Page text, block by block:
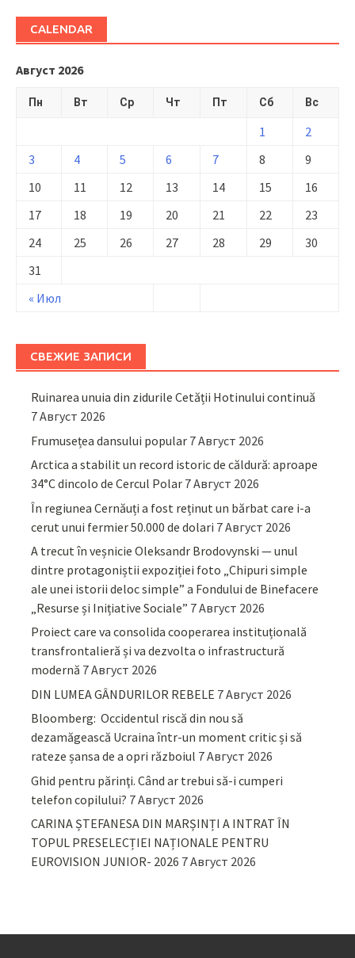
CALENDAR
Август 2026
Пн Вт Ср Чт Пт Сб Вс
« Июл
1
2
3
4 5 6 7 8
9
10
11 12 13 14 15
16
17
18 19 20 21 22
23
24
25 26 27 28 29
30
31
СВЕЖИЕ ЗАПИСИ
Ruinarea unuia din zidurile Cetății Hotinului continuă
7 Август 2026
Frumusețea dansului popular 7 Август 2026
Arctica a stabilit un record istoric de căldură: aproape
34°C dincolo de Cercul Polar 7 Август 2026
În regiunea Cernăuți a fost reținut un bărbat care i-a
cerut unui fermier 50.000 de dolari 7 Август 2026
A trecut în veșnicie Oleksandr Brodovynski — unul
dintre protagoniștii expoziției foto „Chipuri simple
ale unei istorii deloc simple” a Fondului de Binefacere
„Resurse și Inițiative Sociale” 7 Август 2026
Proiect care va consolida cooperarea instituțională
transfrontalieră și va dezvolta o infrastructură
modernă 7 Август 2026
DIN LUMEA GÂNDURILOR REBELE 7 Август 2026
Bloomberg: Occidentul riscă din nou să
dezamăgească Ucraina într-un moment critic și să
rateze șansa de a opri războiul 7 Август 2026
Ghid pentru părinţi. Când ar trebui să-i cumperi
telefon copilului? 7 Август 2026
CARINA ȘTEFANESA DIN MARȘINȚI A INTRAT ÎN
TOPUL PRESELECȚIEI NAȚIONALE PENTRU
EUROVISION JUNIOR- 2026 7 Август 2026